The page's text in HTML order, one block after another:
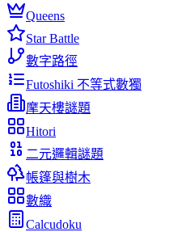
Queens
Star Battle
數字路徑
Futoshiki 不等式數獨
摩天樓謎題
Hitori
二元邏輯謎題
帳篷與樹木
數織
Calcudoku